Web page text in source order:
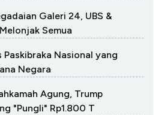
Galeri 24, UBS &
Semua
Paskibraka Nasional yang
Negara
Agung, Trump
"Pungli" Rp1.800 T